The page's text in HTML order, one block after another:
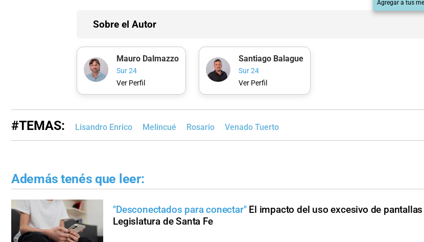
Agregar a tus
Sobre el Autor
Mauro Dalmazzo
Sur 24
Ver Perfil
Santiago Balague
Sur 24
Ver Perfil
#TEMAS: Lisandro Enrico Melincué Rosario Venado Tuerto
Además tenés que leer:
"Desconectados para conectar" El impacto del uso excesivo de
Legislatura de Santa Fe